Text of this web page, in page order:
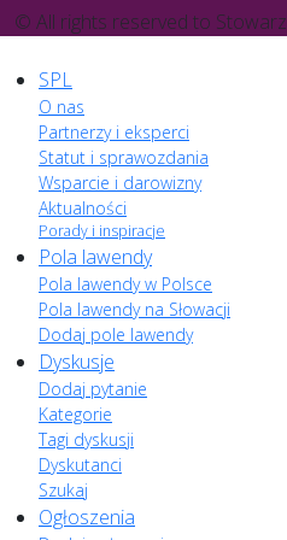
© All rights reserved to
SPL
O nas
Partnerzy i eksperci
Statut i sprawozdania
Wsparcie i darowizny
Aktualności
Porady i inspiracje
Pola lawendy
Pola lawendy w Polsce
Pola lawendy na Słowacji
Dodaj pole lawendy
Dyskusje
Dodaj pytanie
Kategorie
Tagi dyskusji
Dyskutanci
Szukaj
Ogłoszenia